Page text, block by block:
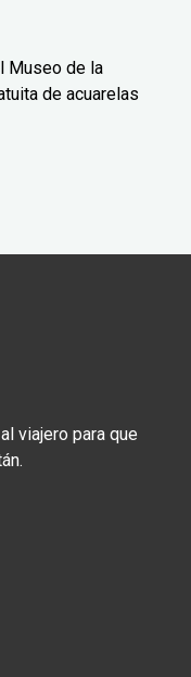
Museo de la
de acuarelas
viajero para que